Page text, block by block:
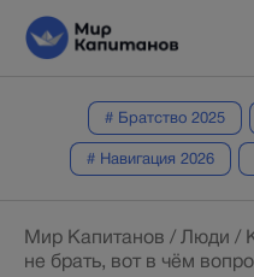
# Братство 2025
# Навигация 2026
Мир Капитанов / Люди /
не брать, вот в чём